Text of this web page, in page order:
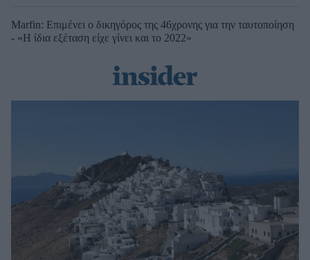
Marfin: Επιμένει ο δικηγόρος της 46χρονης για την ταυτοποίηση
- «Η ίδια εξέταση είχε γίνει και το 2022»